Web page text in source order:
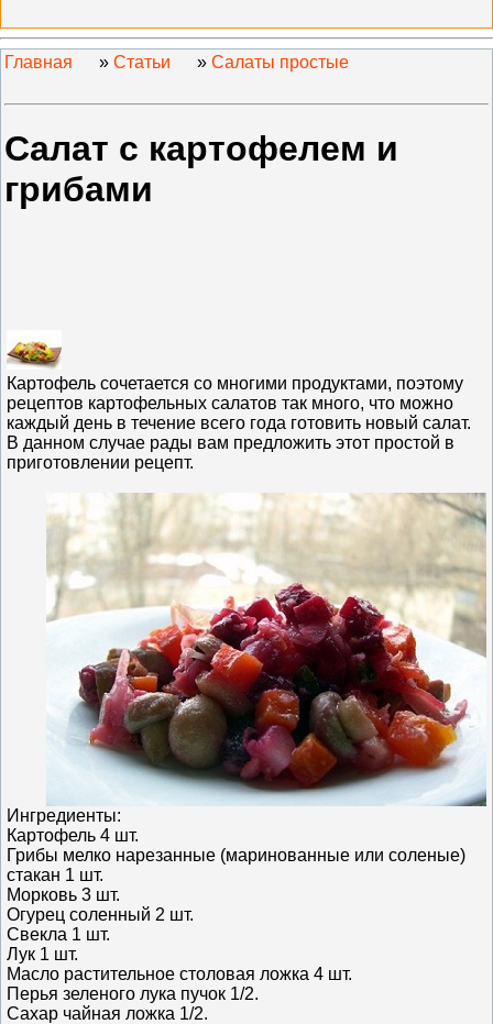
Главная » Статьи » Салаты простые
Салат с картофелем и
грибами
Картофель сочетается со многими продуктами, поэтому
рецептов картофельных салатов так много, что можно
каждый день в течение всего года готовить новый салат.
В данном случае рады вам предложить этот простой в
приготовлении рецепт.
Ингредиенты:
Картофель 4 шт.
Грибы мелко нарезанные (маринованные или соленые)
стакан 1 шт.
Морковь 3 шт.
Огурец соленный 2 шт.
Свекла 1 шт.
Лук 1 шт.
Масло растительное столовая ложка 4 шт.
Перья зеленого лука пучок 1/2.
Сахар чайная ложка 1/2.